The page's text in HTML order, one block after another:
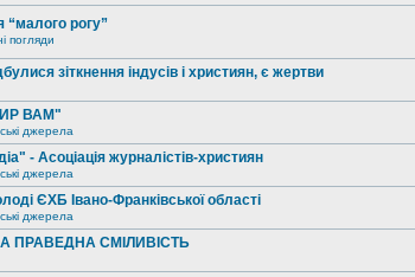
“малого рогу”
погляди
зіткнення індусів і християн, є жертви
ВАМ"
джерела
- Асоціація журналістів-християн
джерела
ЄХБ Івано-Франківської області
джерела
ПРАВЕДНА СМІЛИВІСТЬ